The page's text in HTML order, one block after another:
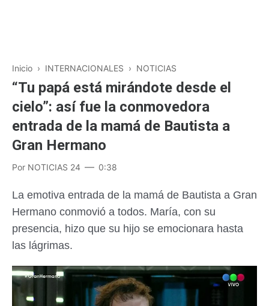
Inicio › INTERNACIONALES › NOTICIAS
“Tu papá está mirándote desde el
cielo”: así fue la conmovedora
entrada de la mamá de Bautista a
Gran Hermano
Por NOTICIAS 24 0:38
La emotiva entrada de la mamá de Bautista a Gran
Hermano conmovió a todos. María, con su
presencia, hizo que su hijo se emocionara hasta
las lágrimas.